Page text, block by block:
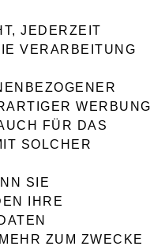
JEDERZEIT
VERARBEITUNG
WERBUNG
FÜR DAS
SOLCHER
SIE
IHRE
ZUM ZWECKE